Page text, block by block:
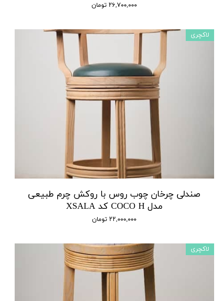
۲۶,۷۰۰,۰۰۰ تومان
صندلی چرخان چوب روس با روکش چرم طبیعی
مدل COCO H کد XSALA
۲۲,۰۰۰,۰۰۰ تومان
لاکچری
لاکچری